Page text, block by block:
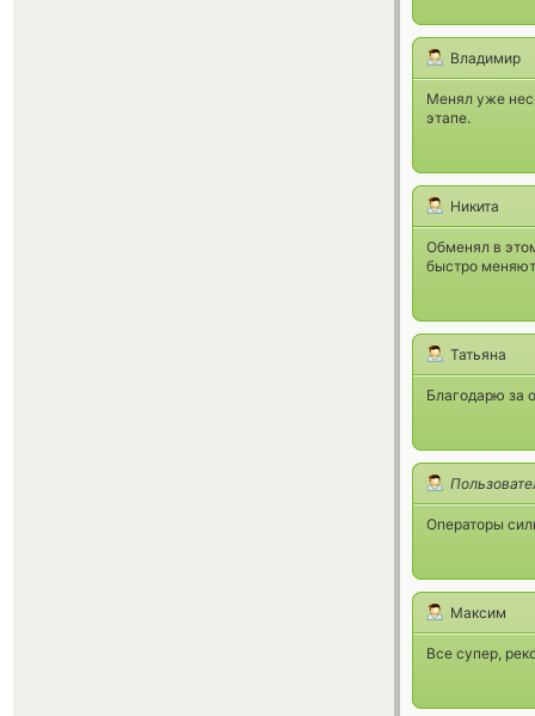
Владимир
Менял уже
этапе.
Никита
Обменял в
быстро
Татьяна
Благодарю за
Операторы
Максим
Все супер,